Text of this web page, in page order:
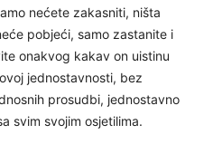
nećete zakasniti, ništa
pobjeći, samo zastanite i
onakvog kakav on uistinu
jednostavnosti, bez
prosudbi, jednostavno
svim svojim osjetilima.